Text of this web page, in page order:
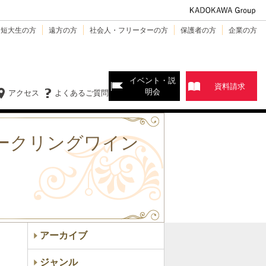
大生の方 遠方の方 社会人・フリーターの方 保護者の方 企業の方
よくあるご質問
アクセス
イベント・説
明会
資料請求
リングワイン
アーカイブ
ジャンル